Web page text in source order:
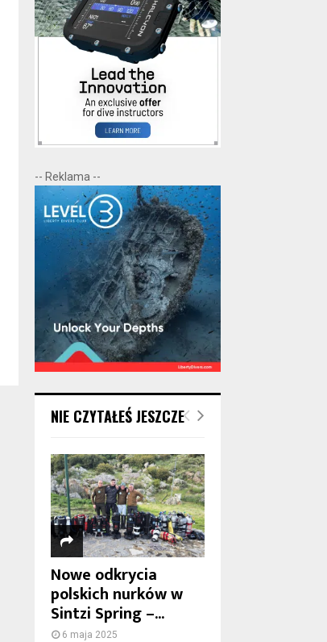
-- Reklama --
NIE CZYTAŁEŚ JESZCZE
Nowe odkrycia
polskich nurków w
Sintzi Spring –...
6 maja 2025